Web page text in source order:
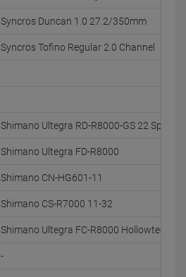
Syncros Duncan 1.0 27.2/350mm
Syncros Tofino Regular 2.0 Channel
Shimano Ultegra RD-R8000-GS 22 Speed
Shimano Ultegra FD-R8000
Shimano CN-HG601-11
Shimano CS-R7000 11-32
Shimano Ultegra FC-R8000 Hollowtech II
-